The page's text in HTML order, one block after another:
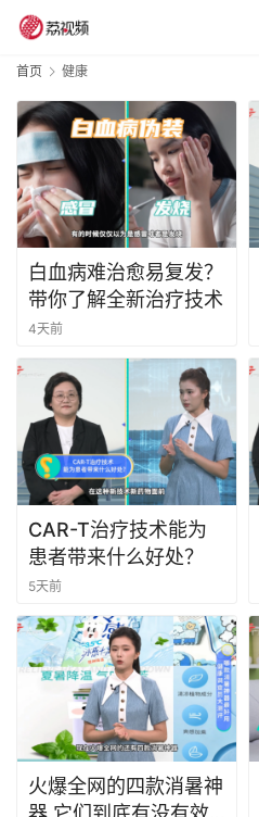
首页 健康
白血病难治愈易复发？
带你了解全新治疗技术
4天前
CAR-T治疗技术能为
患者带来什么好处？
5天前
火爆全网的四款消暑神